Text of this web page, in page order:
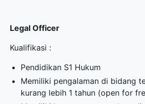
Legal Officer
Kualifikasi :
Pendidikan S1 Hukum
Memiliki pengalaman di bidang
kurang lebih 1 tahun (open for